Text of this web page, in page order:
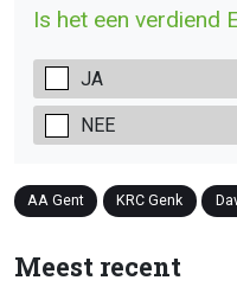
Is het een verdiend
JA
NEE
AA Gent KRC Genk
Meest recent